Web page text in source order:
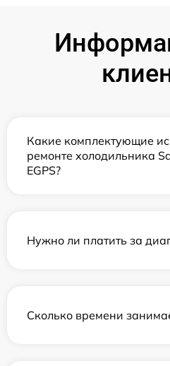
Какие комплектующие
ремонте холодильника
EGPS?
Нужно ли платить за
Сколько времени